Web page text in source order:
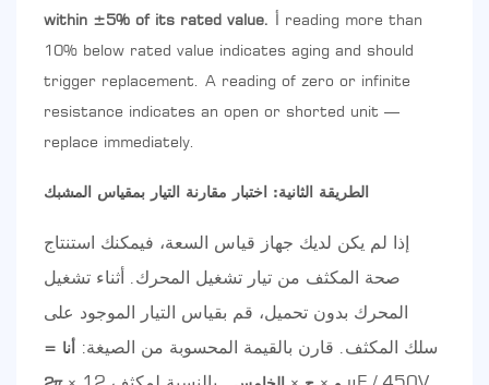
within ±5% of its rated value. أ reading more than
10% below rated value indicates aging and should
trigger replacement. A reading of zero or infinite
resistance indicates an open or shorted unit —
replace immediately.
الطريقة الثانية: اختبار مقارنة التيار بمقياس المشبك
إذا لم يكن لديك جهاز قياس السعة، فيمكنك استنتاج
صحة المكثف من تيار تشغيل المحرك. أثناء تشغيل
المحرك بدون تحميل، قم بقياس التيار الموجود على
سلك المكثف. قارن بالقيمة المحسوبة من الصيغة: أنا =